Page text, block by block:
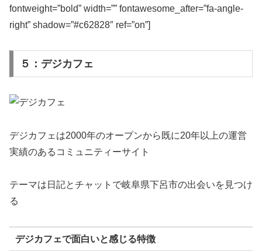
fontweight=”bold” width=”” fontawesome_after=”fa-angle-
right” shadow=”#c62828″ ref=”on”]
５：デジカフェ
デジカフェは2000年のオープンから既に20年以上の運営
実績のあるコミュニティーサイト
テーマは日記とチャットで岐阜県下呂市の出会いを見つけ
る
デジカフェで面白いと感じる特徴